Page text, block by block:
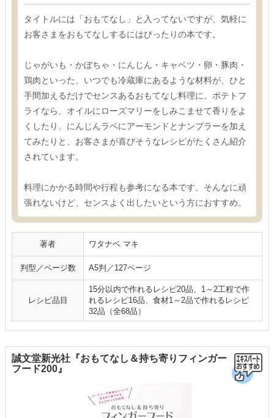
タイトルには「おもてなし」と入ってないですが、気軽に
お客さまをおもてなしするにはぴったりの本です。
じゃがいも・かぼちゃ・にんじん・キャベツ・卵・豚肉・
鶏肉といった、いつでも冷蔵庫にあるような材料が、ひと
手間加えるだけでセンスあるおもてなし料理に。ポテトフ
ライなら、オイルにローズマリーをしみこませて香りをよ
くしたり、にんじんラペにアーモンドとナンプラーを加え
てみたりと、お客さまが喜びそうなレシピがたくさん紹介
されています。
料理にかかる時間や行程も参考になる本です。そんなに頑
張れないけど、センスよく出したいという方におすすめ。
著者 ワタナベ マキ
判型／ページ数 A5判／127ページ
レシピ品目
15分以内で作れるレシピ20品、1～2工程で作
れるレシピ16品、食材1～2品で作れるレシピ
32品（全68品）
誠文堂新光社『おもてなし＆持ち寄りフィンガー
フード200』